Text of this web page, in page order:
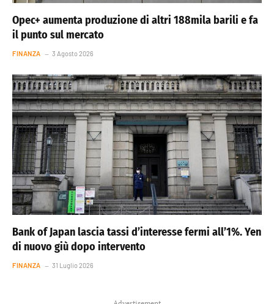
Opec+ aumenta produzione di altri 188mila barili e fa
il punto sul mercato
FINANZA 3 Agosto 2026
Bank of Japan lascia tassi d’interesse fermi all’1%. Yen
di nuovo giù dopo intervento
FINANZA 31 Luglio 2026